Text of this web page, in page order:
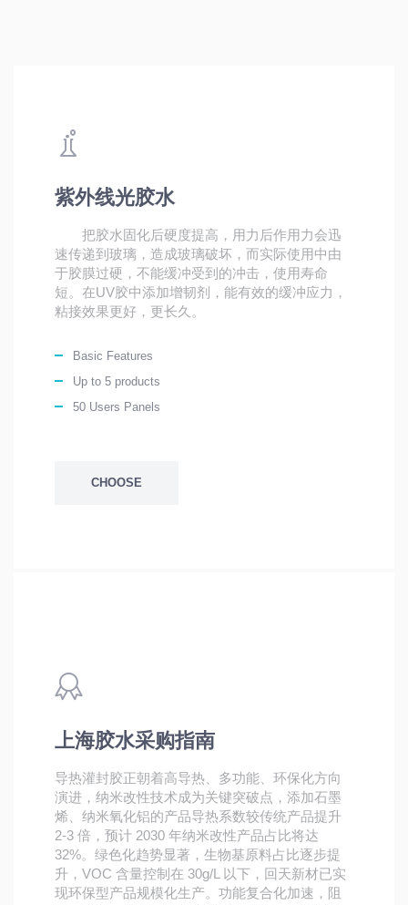
紫外线光胶水
把胶水固化后硬度提高，用力后作用力会迅
速传递到玻璃，造成玻璃破坏，而实际使用中由
于胶膜过硬，不能缓冲受到的冲击，使用寿命
短。在UV胶中添加增韧剂，能有效的缓冲应力，
粘接效果更好，更长久。
Basic Features
Up to 5 products
50 Users Panels
CHOOSE
上海胶水采购指南
导热灌封胶正朝着高导热、多功能、环保化方向
演进，纳米改性技术成为关键突破点，添加石墨
烯、纳米氧化铝的产品导热系数较传统产品提升
2-3 倍，预计 2030 年纳米改性产品占比将达
32%。绿色化趋势显著，生物基原料占比逐步提
升，VOC 含量控制在 30g/L 以下，回天新材已实
现环保型产品规模化生产。功能复合化加速，阻